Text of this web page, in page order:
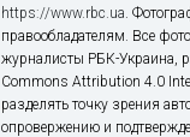
https://www.rbc.ua.
правообладателям. Все
журналисты РБК-Украина,
Commons Attribution 4.0
разделять точку зрения
опровержению и